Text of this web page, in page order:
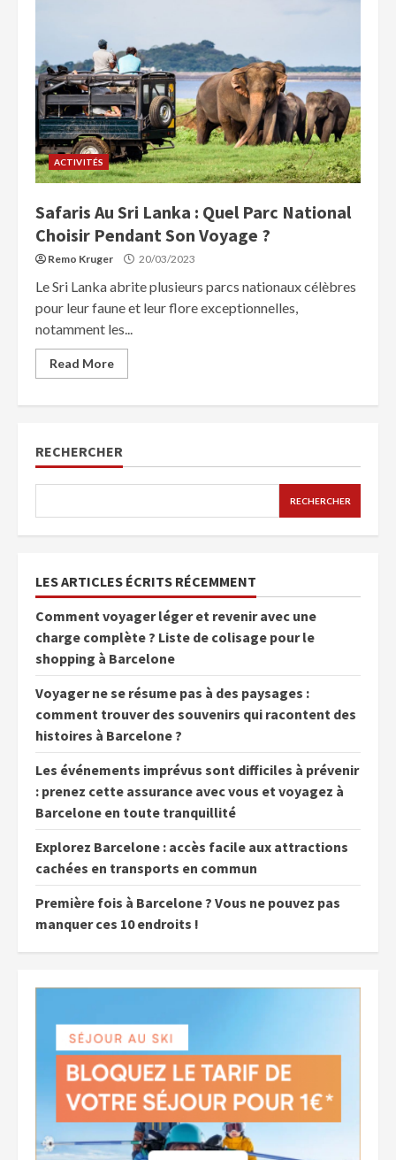
ACTIVITÉS
Safaris Au Sri Lanka : Quel Parc National
Choisir Pendant Son Voyage ?
Remo Kruger 20/03/2023
Le Sri Lanka abrite plusieurs parcs nationaux célèbres
pour leur faune et leur flore exceptionnelles,
notamment les...
Read More
RECHERCHER
RECHERCHER
LES ARTICLES ÉCRITS RÉCEMMENT
Comment voyager léger et revenir avec une
charge complète ? Liste de colisage pour le
shopping à Barcelone
Voyager ne se résume pas à des paysages :
comment trouver des souvenirs qui racontent des
histoires à Barcelone ?
Les événements imprévus sont difficiles à prévenir
: prenez cette assurance avec vous et voyagez à
Barcelone en toute tranquillité
Explorez Barcelone : accès facile aux attractions
cachées en transports en commun
Première fois à Barcelone ? Vous ne pouvez pas
manquer ces 10 endroits !